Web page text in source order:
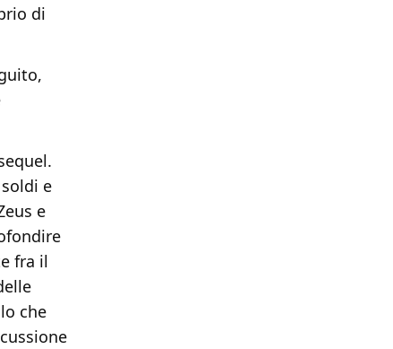
di
e
e
fra il
che